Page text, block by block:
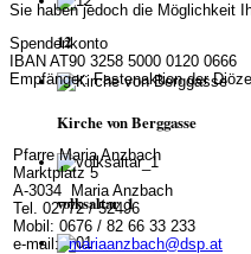
12
Kirche von Berggasse
volksaltar_1
Sie haben jedoch die Möglichkeit
Spendenkonto
IBAN AT90 3258 5000 0120 0666
Empfänger: Fastenaktion der
Pfarre Maria Anzbach
Marktplatz 5
A-3034 Maria Anzbach
Tel. 02772 / 52496
Mobil: 0676 / 82 66 33 233
e-mail:mariaanzbach@dsp.at